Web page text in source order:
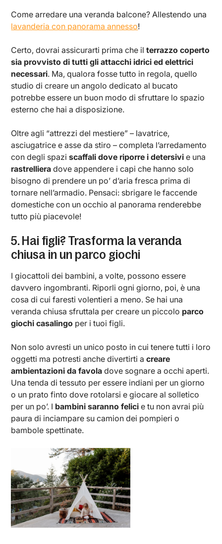
Come arredare una veranda balcone? Allestendo una
lavanderia con panorama annesso!
Certo, dovrai assicurarti prima che ilterrazzo coperto
sia provvisto di tutti gli attacchi idrici ed elettrici
necessari. Ma, qualora fosse tutto in regola, quello
studio di creare un angolo dedicato al bucato
potrebbe essere un buon modo di sfruttare lo spazio
esterno che hai a disposizione.
Oltre agli “attrezzi del mestiere” – lavatrice,
asciugatrice e asse da stiro – completa l’arredamento
con degli spazi scaffali dove riporre i detersivie una
rastrellieradove appendere i capi che hanno solo
bisogno di prendere un po’ d’aria fresca prima di
tornare nell’armadio. Pensaci: sbrigare le faccende
domestiche con un occhio al panorama renderebbe
tutto più piacevole!
5. Hai figli? Trasforma la veranda
chiusa in un parco giochi
I giocattoli dei bambini, a volte, possono essere
davvero ingombranti. Riporli ogni giorno, poi, è una
cosa di cui faresti volentieri a meno. Se hai una
veranda chiusa sfruttala per creare un piccolo parco
giochi casalingo per i tuoi figli.
Non solo avresti un unico posto in cui tenere tutti i loro
oggetti ma potresti anche divertirti acreare
ambientazioni da favoladove sognare a occhi aperti.
Una tenda di tessuto per essere indiani per un giorno
o un prato finto dove rotolarsi e giocare al solletico
per un po’. I bambini saranno felici e tu non avrai più
paura di inciampare su camion dei pompieri o
bambole spettinate.